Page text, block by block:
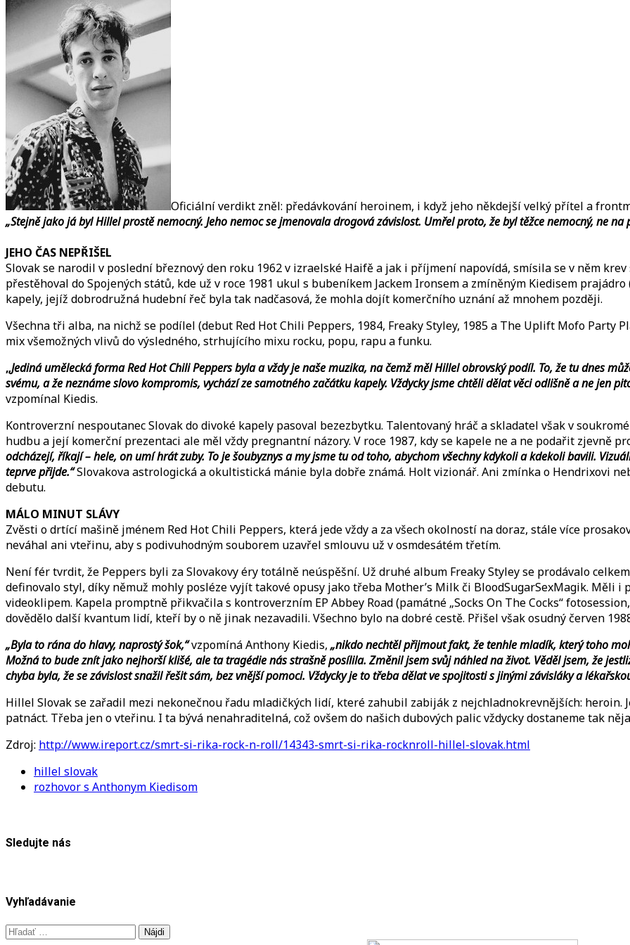
Oficiální verdikt zněl: předávkování heroinem, i když jeho někdejší velký přítel a
„Stejně jako já byl Hillel prostě nemocný. Jeho nemoc se jmenovala drogová závislost. Umřel proto, že byl těžce nemocný, ne na
JEHO ČAS NEPŘIŠEL
Slovak se narodil v poslední březnový den roku 1962 v izraelské Haifě a jak i příjmení napovídá, smísila se v něm
přestěhoval do Spojených států, kde už v roce 1981 ukul s bubeníkem Jackem Ironsem a zmíněným Kiedisem
kapely, jejíž dobrodružná hudební řeč byla tak nadčasová, že mohla dojít komerčního uznání až mnohem později.
Všechna tři alba, na nichž se podílel (debut Red Hot Chili Peppers, 1984, Freaky Styley, 1985 a The Uplift Mofo Party
mix všemožných vlivů do výsledného, strhujícího mixu rocku, popu, rapu a funku.
„Jediná umělecká forma Red Hot Chili Peppers byla a vždy je naše muzika, na čemž měl Hillel obrovský podíl. To, že tu dnes
svému, a že neznáme slovo kompromis, vychází ze samotného začátku kapely. Vždycky jsme chtěli dělat věci odlišně a ne jen
vzpomínal Kiedis.
Kontroverzní nespoutanec Slovak do divoké kapely pasoval bezezbytku. Talentovaný hráč a skladatel však v
hudbu a její komerční prezentaci ale měl vždy pregnantní názory. V roce 1987, kdy se kapele ne a ne podařit zjevně
odcházejí, říkají – hele, on umí hrát zuby. To je šoubyznys a my jsme tu od toho, abychom všechny kdykoli a kdekoli bavili.
teprve přijde.“Slovakova astrologická a okultistická mánie byla dobře známá. Holt vizionář. Ani zmínka o Hendrixovi
debutu.
MÁLO MINUT SLÁVY
Zvěsti o drtící mašině jménem Red Hot Chili Peppers, která jede vždy a za všech okolností na doraz, stále více
neváhal ani vteřinu, aby s podivuhodným souborem uzavřel smlouvu už v osmdesátém třetím.
Není fér tvrdit, že Peppers byli za Slovakovy éry totálně neúspěšní. Už druhé album Freaky Styley se prodávalo
definovalo styl, díky němuž mohly posléze vyjít takové opusy jako třeba Mother’s Milk či BloodSugarSexMagik. Měli
videoklipem. Kapela promptně přikvačila s kontroverzním EP Abbey Road (památné „Socks On The Cocks“
dovědělo další kvantum lidí, kteří by o ně jinak nezavadili. Všechno bylo na dobré cestě. Přišel však osudný červen
„Byla to rána do hlavy, naprostý šok,“vzpomíná Anthony Kiedis, „nikdo nechtěl přijmout fakt, že tenhle mladík, který toho
Možná to bude znít jako nejhorší klišé, ale ta tragédie nás strašně posílila. Změnil jsem svůj náhled na život. Věděl jsem, že
chyba byla, že se závislost snažil řešit sám, bez vnější pomoci. Vždycky je to třeba dělat ve spojitosti s jinými závisláky a
Hillel Slovak se zařadil mezi nekonečnou řadu mladičkých lidí, které zahubil zabiják z nejchladnokrevnějších: heroin.
patnáct. Třeba jen o vteřinu. I ta bývá nenahraditelná, což ovšem do našich dubových palic vždycky dostaneme tak
Zdroj: http://www.ireport.cz/smrt-si-rika-rock-n-roll/14343-smrt-si-rika-rocknroll-hillel-slovak.html
hillel slovak
rozhovor s Anthonym Kiedisom
Sledujte nás
Vyhľadávanie
Hľadať: